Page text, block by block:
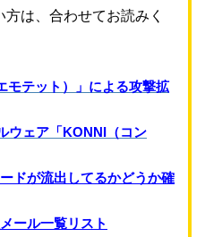
は、合わせてお読みく
モテット）」による攻撃拡
ェア「KONNI（コン
ドが流出してるかどうか確
ール一覧リスト